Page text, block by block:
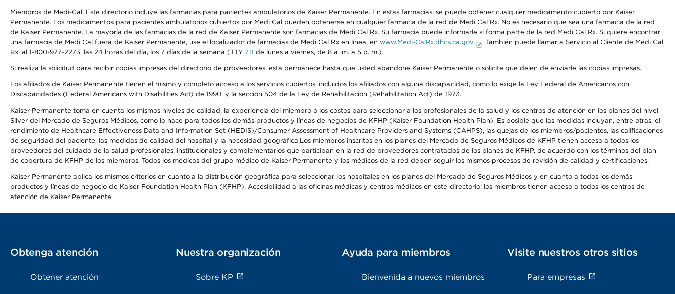
Miembros de Medi-Cal: Este directorio incluye las farmacias para pacientes ambulatorios de Kaiser Permanente. En estas farmacias, se puede obtener cualquier medicamento cubierto por Kaiser
Permanente. Los medicamentos para pacientes ambulatorios cubiertos por Medi Cal pueden obtenerse en cualquier farmacia de la red de Medi Cal Rx. No es necesario que sea una farmacia de la red
de Kaiser Permanente. La mayoría de las farmacias de la red de Kaiser Permanente son farmacias de Medi Cal Rx. Su farmacia puede informarle si forma parte de la red Medi Cal Rx. Si quiere encontrar
una farmacia de Medi Cal fuera de Kaiser Permanente, use el localizador de farmacias de Medi Cal Rx en línea, en www.Medi-CalRx.dhcs.ca.gov
. También puede llamar a Servicio al Cliente de Medi Cal
Rx, al 1-800-977-2273, las 24 horas del día, los 7 días de la semana (TTY 711 de lunes a viernes, de 8 a. m. a 5 p. m.).
Si realiza la solicitud para recibir copias impresas del directorio de proveedores, esta permanece hasta que usted abandone Kaiser Permanente o solicite que dejen de enviarle las copias impresas.
Los afiliados de Kaiser Permanente tienen el mismo y completo acceso a los servicios cubiertos, incluidos los afiliados con alguna discapacidad, como lo exige la Ley Federal de Americanos con
Discapacidades (Federal Americans with Disabilities Act) de 1990, y la sección 504 de la Ley de Rehabilitación (Rehabilitation Act) de 1973.
Kaiser Permanente toma en cuenta los mismos niveles de calidad, la experiencia del miembro o los costos para seleccionar a los profesionales de la salud y los centros de atención en los planes del nivel
Silver del Mercado de Seguros Médicos, como lo hace para todos los demás productos y líneas de negocios de KFHP (Kaiser Foundation Health Plan). Es posible que las medidas incluyan, entre otras, el
rendimiento de Healthcare Effectiveness Data and Information Set (HEDIS)/Consumer Assessment of Healthcare Providers and Systems (CAHPS), las quejas de los miembros/pacientes, las calificaciones
de seguridad del paciente, las medidas de calidad del hospital y la necesidad geográfica.Los miembros inscritos en los planes del Mercado de Seguros Médicos de KFHP tienen acceso a todos los
proveedores del cuidado de la salud profesionales, institucionales y complementarios que participan en la red de proveedores contratados de los planes de KFHP, de acuerdo con los términos del plan
de cobertura de KFHP de los miembros. Todos los médicos del grupo médico de Kaiser Permanente y los médicos de la red deben seguir los mismos procesos de revisión de calidad y certificaciones.
Kaiser Permanente aplica los mismos criterios en cuanto a la distribución geográfica para seleccionar los hospitales en los planes del Mercado de Seguros Médicos y en cuanto a todos los demás
productos y líneas de negocio de Kaiser Foundation Health Plan (KFHP). Accesibilidad a las oficinas médicas y centros médicos en este directorio: los miembros tienen acceso a todos los centros de
atención de Kaiser Permanente.
Obtenga atención
Obtener atención
Nuestra organización
Sobre KP
Ayuda para miembros
Bienvenida a nuevos miembros
Visite nuestros otros sitios
Para empresas